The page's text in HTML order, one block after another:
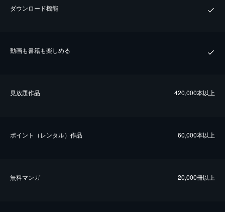
ダウンロード機能
動画も書籍も楽しめる
⾒放題作品 420,000本以上
ポイント（レンタル）作品 60,000本以上
無料マンガ 20,000冊以上